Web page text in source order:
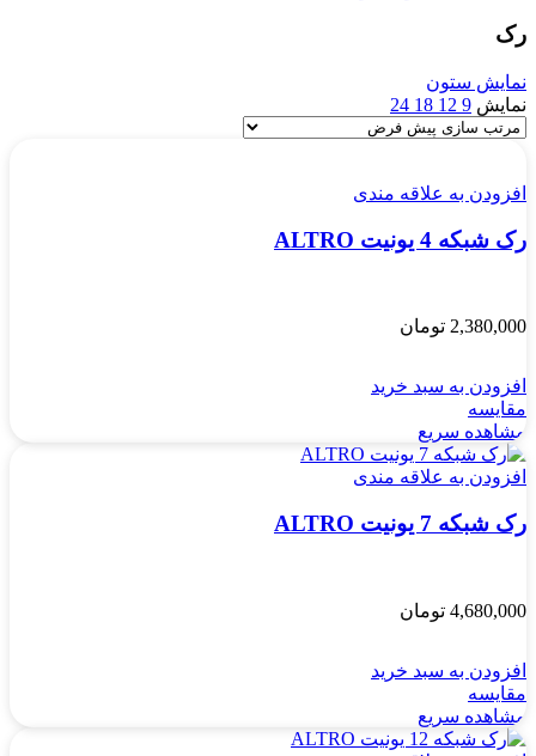
رک
نمایش ستون
نمایش 9
12
18
24
افزودن به علاقه مندی
رک شبکه 4 یونیت ALTRO
2,380,000 تومان
افزودن به سبد خرید
مقایسه
مشاهده سریع
افزودن به علاقه مندی
رک شبکه 7 یونیت ALTRO
4,680,000 تومان
افزودن به سبد خرید
مقایسه
مشاهده سریع